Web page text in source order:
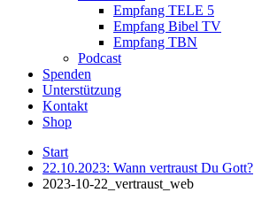
Empfang TELE 5
Empfang Bibel TV
Empfang TBN
Podcast
Spenden
Unterstützung
Kontakt
Shop
Start
22.10.2023: Wann vertraust Du Gott?
2023-10-22_vertraust_web